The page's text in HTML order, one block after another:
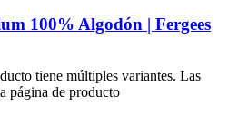
100% Algodón | Fergees
tiene múltiples variantes. Las
página de producto